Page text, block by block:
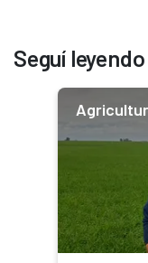
Seguí leyendo